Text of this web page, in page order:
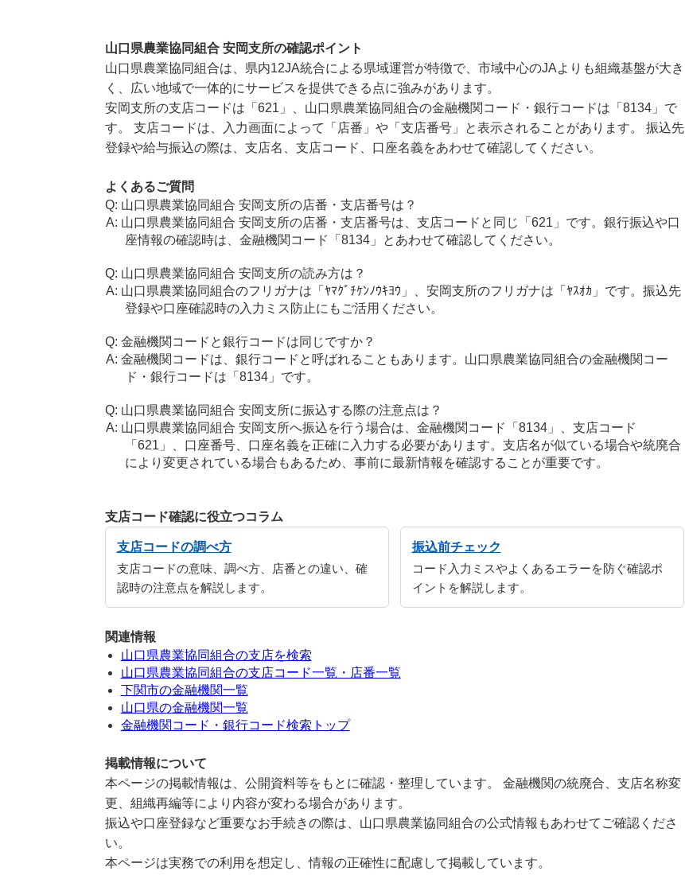
山口県農業協同組合 安岡支所の確認ポイント
山口県農業協同組合は、県内12JA統合による県域運営が特徴で、市域中心のJAよりも組織基盤が大き
く、広い地域で一体的にサービスを提供できる点に強みがあります。
安岡支所の支店コードは「621」、山口県農業協同組合の金融機関コード・銀行コードは「8134」で
す。 支店コードは、入力画面によって「店番」や「支店番号」と表示されることがあります。 振込先
登録や給与振込の際は、支店名、支店コード、口座名義をあわせて確認してください。
よくあるご質問
山口県農業協同組合 安岡支所の店番・支店番号は？
山口県農業協同組合 安岡支所の店番・支店番号は、支店コードと同じ「621」です。銀行振込や口
座情報の確認時は、金融機関コード「8134」とあわせて確認してください。
山口県農業協同組合 安岡支所の読み方は？
山口県農業協同組合のフリガナは「ﾔﾏｸﾞﾁｹﾝﾉｳｷﾖｳ」、安岡支所のフリガナは「ﾔｽｵｶ」です。振込先
登録や口座確認時の入力ミス防止にもご活用ください。
金融機関コードと銀行コードは同じですか？
金融機関コードは、銀行コードと呼ばれることもあります。山口県農業協同組合の金融機関コー
ド・銀行コードは「8134」です。
山口県農業協同組合 安岡支所に振込する際の注意点は？
山口県農業協同組合 安岡支所へ振込を行う場合は、金融機関コード「8134」、支店コード
「621」、口座番号、口座名義を正確に入力する必要があります。支店名が似ている場合や統廃合
により変更されている場合もあるため、事前に最新情報を確認することが重要です。
支店コード確認に役立つコラム
支店コードの調べ方
支店コードの意味、調べ方、店番との違い、確
認時の注意点を解説します。
振込前チェック
コード入力ミスやよくあるエラーを防ぐ確認ポ
イントを解説します。
関連情報
山口県農業協同組合の支店を検索
山口県農業協同組合の支店コード一覧・店番一覧
下関市の金融機関一覧
山口県の金融機関一覧
金融機関コード・銀行コード検索トップ
掲載情報について
本ページの掲載情報は、公開資料等をもとに確認・整理しています。 金融機関の統廃合、支店名称変
更、組織再編等により内容が変わる場合があります。
振込や口座登録など重要なお手続きの際は、山口県農業協同組合の公式情報もあわせてご確認くださ
い。
本ページは実務での利用を想定し、情報の正確性に配慮して掲載しています。